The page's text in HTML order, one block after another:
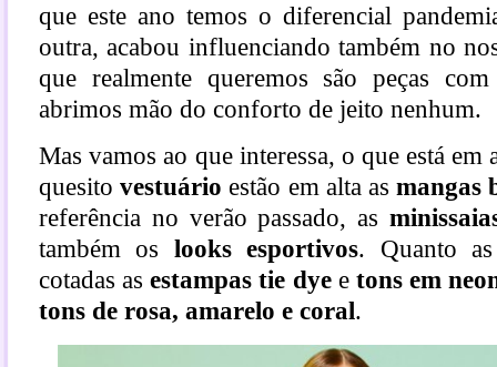
que este ano temos o diferencial
outra, acabou influenciando também no
que realmente queremos são peças
abrimos mão do conforto de jeito nenhum.
Mas vamos ao que interessa, o que está
quesitovestuário estão em alta asmangas
referência no verão passado, as
também os looks esportivos. Quanto
cotadas asestampas tie dyee tons em
tons de rosa, amarelo e coral.